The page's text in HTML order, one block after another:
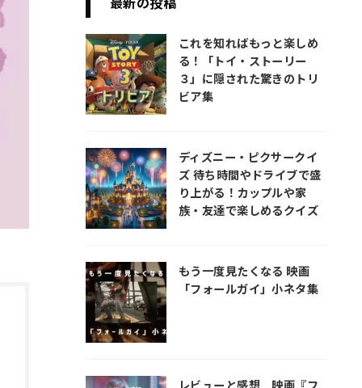
これを知ればもっと楽しめ
る！「トイ・ストーリー
３」に隠された驚きのトリ
ビア集
ディズニー・ピクサークイ
ズ 待ち時間やドライブで盛
り上がる！カップルや家
族・友達で楽しめるクイズ
もう一度見たくなる 映画
「フォールガイ」小ネタ集
レビューと感想 映画『フ